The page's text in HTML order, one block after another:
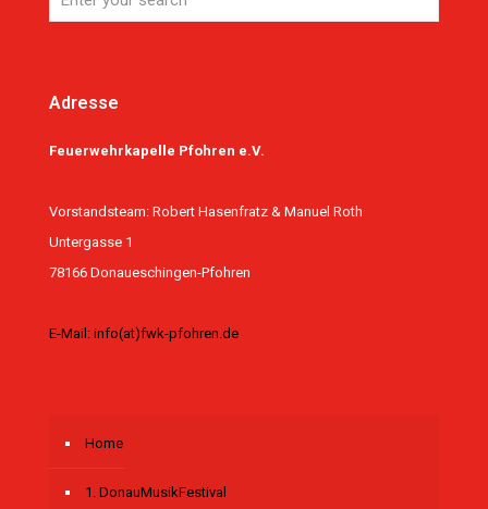
Adresse
Feuerwehrkapelle Pfohren e.V.
Vorstandsteam: Robert Hasenfratz & Manuel Roth
Untergasse 1
78166 Donaueschingen-Pfohren
E-Mail: info(at)fwk-pfohren.de
Home
1. DonauMusikFestival